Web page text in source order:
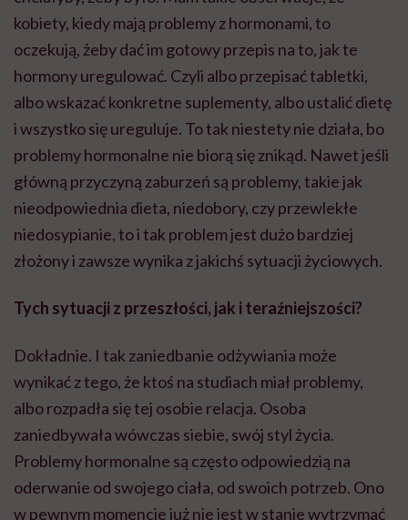
kobiety, kiedy mają problemy z hormonami, to
oczekują, żeby dać im gotowy przepis na to, jak te
hormony uregulować. Czyli albo przepisać tabletki,
albo wskazać konkretne suplementy, albo ustalić dietę
i wszystko się ureguluje. To tak niestety nie działa, bo
problemy hormonalne nie biorą się znikąd. Nawet jeśli
główną przyczyną zaburzeń są problemy, takie jak
nieodpowiednia dieta, niedobory, czy przewlekłe
niedosypianie, to i tak problem jest dużo bardziej
złożony i zawsze wynika z jakichś sytuacji życiowych.
Tych sytuacji z przeszłości, jak i teraźniejszości?
Dokładnie. I tak zaniedbanie odżywiania może
wynikać z tego, że ktoś na studiach miał problemy,
albo rozpadła się tej osobie relacja. Osoba
zaniedbywała wówczas siebie, swój styl życia.
Problemy hormonalne są często odpowiedzią na
oderwanie od swojego ciała, od swoich potrzeb. Ono
w pewnym momencie już nie jest w stanie wytrzymać